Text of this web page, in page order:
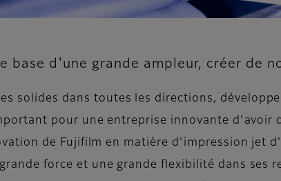
base d'une grande ampleur, créer de
solides dans toutes les directions,
pour une entreprise innovante d'avoir
de Fujifilm en matière d'impression jet
force et une grande flexibilité dans ses